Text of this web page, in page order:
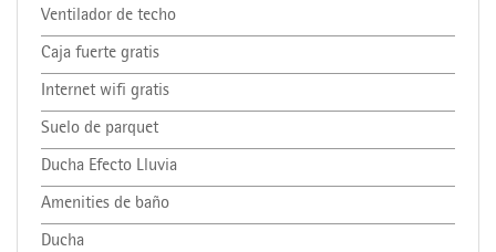
Ventilador de techo
Caja fuerte gratis
Internet wifi gratis
Suelo de parquet
Ducha Efecto Lluvia
Amenities de baño
Ducha